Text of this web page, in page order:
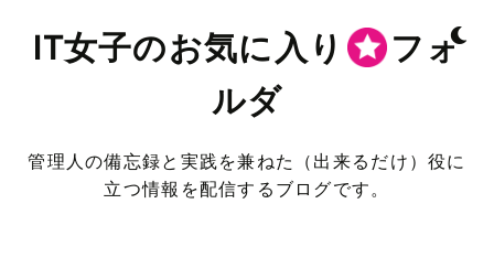
IT女子のお気に入り
フォ
ルダ
管理人の備忘録と実践を兼ねた（出来るだけ）役に
立つ情報を配信するブログです。